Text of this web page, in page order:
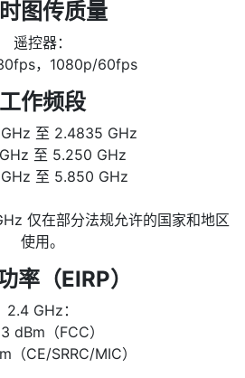
图传质量
遥控器：
，1080p/60fps
工作频段
至 2.4835 GHz
至 5.250 GHz
至 5.850 GHz
仅在部分法规允许的国家和地区
使用。
率（EIRP）
2.4 GHz：
dBm（FCC）
（CE/SRRC/MIC）